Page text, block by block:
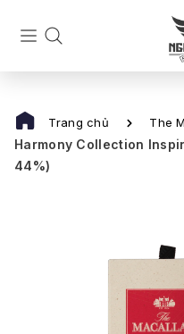
Trang chủ The
Harmony Collection
44%)